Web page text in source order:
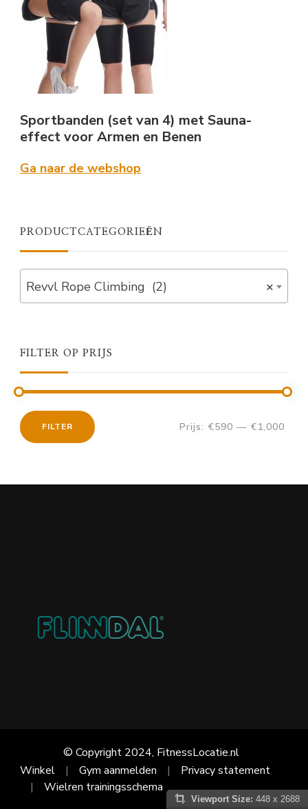
Sportbanden (set van 4) met Sauna-
effect voor Armen en Benen
Ga naar de webshop
PRODUCTCATEGORIEËN
×
Revvl Rope Climbing (2)
FILTER OP PRIJS
FILTER Prijs: €590 — €1,000
© Copyright 2024, FitnessLocatie.nl
Winkel
Gym aanmelden
Privacy statement
Wielren trainingsschema
Viewport Size: 448 x 2688